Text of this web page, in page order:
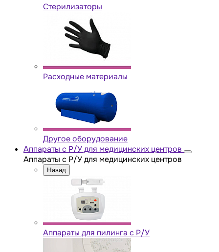
Стерилизаторы
Расходные материалы
Другое оборудование
Аппараты с Р/У для медицинских центров
Аппараты с Р/У для медицинских центров
Назад
Аппараты для пилинга с Р/У